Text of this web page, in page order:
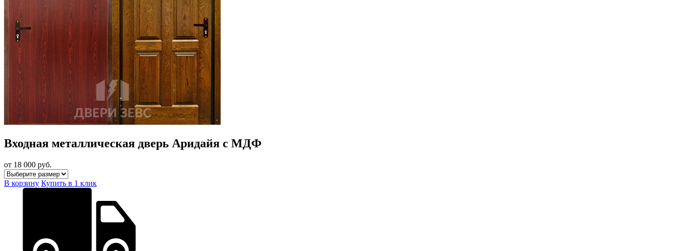
Входная металлическая дверь Аридайя с МДФ
от 18 000 руб.
В корзину Купить в 1 клик